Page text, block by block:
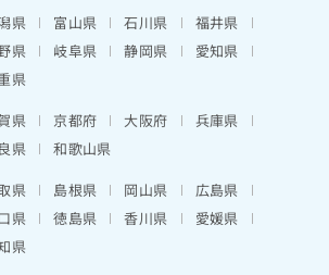
県 富山県 石川県
福井県
県
岐阜県 静岡県
愛知県
県
県 京都府 大阪府
兵庫県
県
和歌山県
県 島根県 岡山県
広島県
県
徳島県 香川県
愛媛県
県